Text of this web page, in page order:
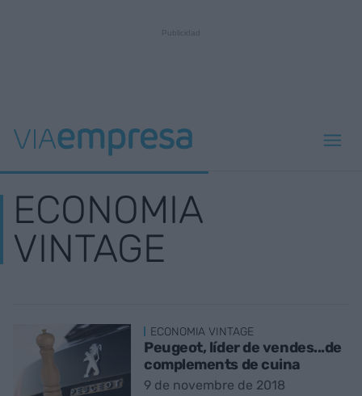
ECONOMIA
VINTAGE
ECONOMIA VINTAGE
Peugeot, líder de vendes...de
complements de cuina
9 de novembre de 2018